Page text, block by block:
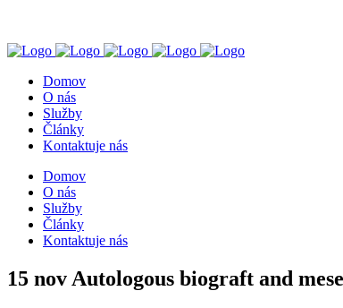
Domov
O nás
Služby
Články
Kontaktuje nás
Domov
O nás
Služby
Články
Kontaktuje nás
15 nov Autologous biograft and